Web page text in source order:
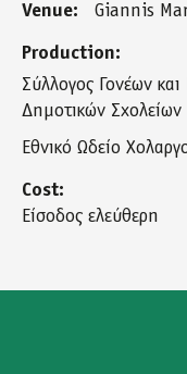
Venue: Giannis
Production:
Σύλλογος Γονέων
Δημοτικών Σχολείων
Εθνικό Ωδείο
Cost:
Είσοδος ελεύθερη